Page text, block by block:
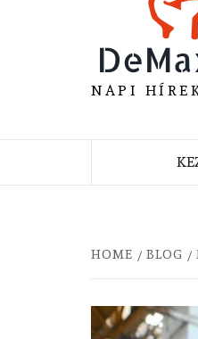
NAPI
HOME BLOG